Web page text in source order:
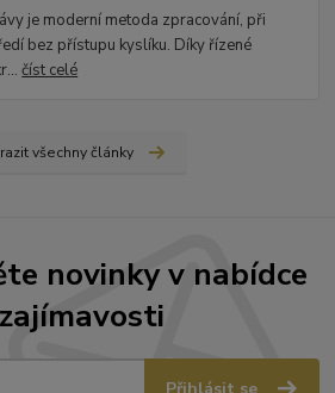
je moderní metoda zpracování, při
bez přístupu kyslíku. Díky řízené
číst celé
všechny články
novinky v nabídce